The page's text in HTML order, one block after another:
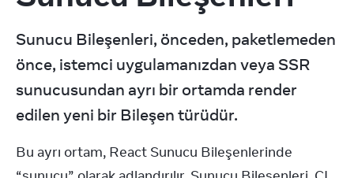
Sunucu Bileşenleri, önceden, paketlemeden
önce, istemci uygulamanızdan veya SSR
sunucusundan ayrı bir ortamda render
edilen yeni bir Bileşen türüdür.
Bu ayrı ortam, React Sunucu Bileşenlerinde